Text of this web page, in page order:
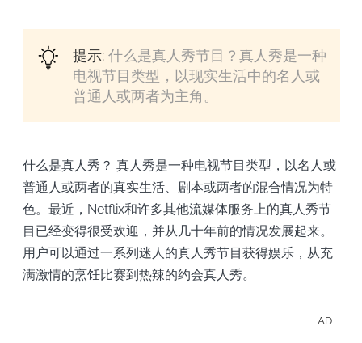
提示:什么是真人秀节目？真人秀是一种
电视节目类型，以现实生活中的名人或
普通人或两者为主角。
什么是真人秀？ 真人秀是一种电视节目类型，以名人或
普通人或两者的真实生活、剧本或两者的混合情况为特
色。最近，Netflix和许多其他流媒体服务上的真人秀节
目已经变得很受欢迎，并从几十年前的情况发展起来。
用户可以通过一系列迷人的真人秀节目获得娱乐，从充
满激情的烹饪比赛到热辣的约会真人秀。
AD